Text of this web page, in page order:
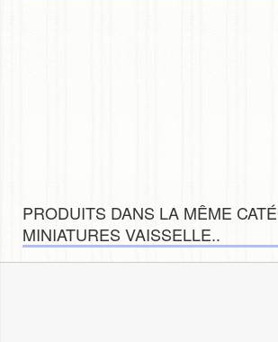
PRODUITS DANS LA MÊME
MINIATURES VAISSELLE..